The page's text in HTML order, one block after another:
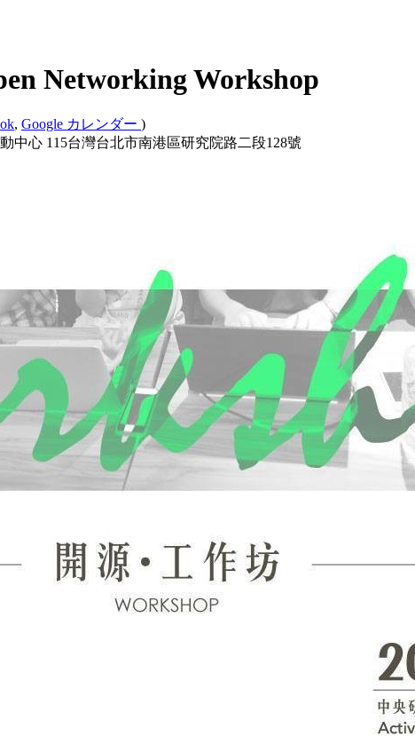
Networking Workshop
, Google カレンダー )
中心 115台灣台北市南港區研究院路二段128號